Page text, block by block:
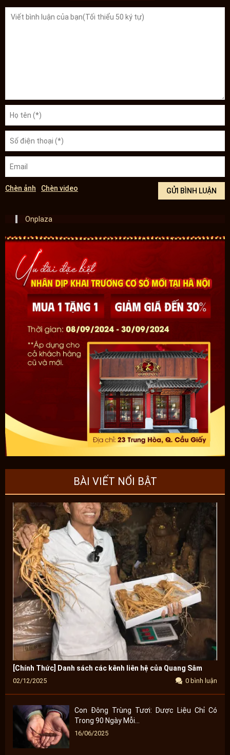
Chèn ảnh Chèn video
Onplaza
BÀI VIẾT NỔI BẬT
[Chính Thức] Danh sách các kênh liên hệ của Quang Sâm
02/12/2025 0 bình luận
Con Đông Trùng Tươi: Dược Liệu Chỉ Có
Trong 90 Ngày Mỗi...
16/06/2025